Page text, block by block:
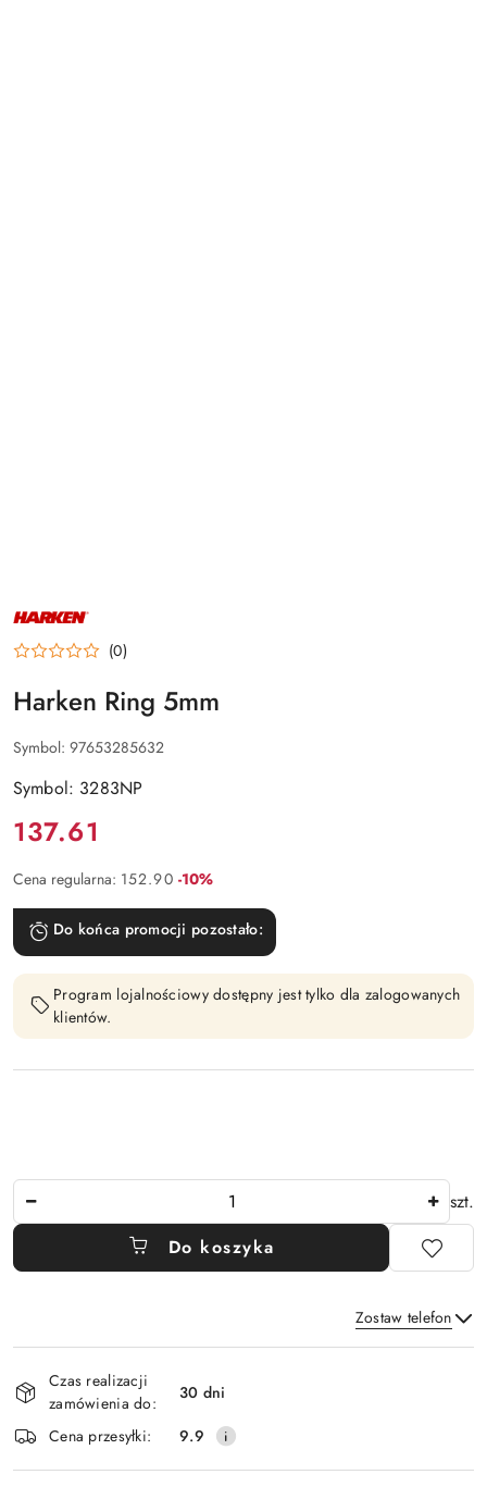
NAZWA
PRODUCENTA:
HARKEN (0)
Harken Ring 5mm
Symbol: 97653285632
Symbol: 3283NP
Cena:
137.61
Cena regularna: 152.90 Rabat:
-10%
Do końca promocji pozostało:
Program lojalnościowy dostępny jest tylko dla zalogowanych
klientów.
szt.
Do koszyka
Zostaw telefon
i
dostawa
Czas realizacji
zamówienia do:
30 dni
Cena przesyłki:
9.9